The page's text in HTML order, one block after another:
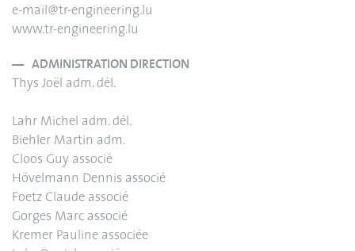
e-mail@tr-engineering.lu
www.tr-engineering.lu
ADMINISTRATION DIRECTION
Thys Joël adm. dél.
Lahr Michel adm. dél.
Biehler Martin adm.
Cloos Guy associé
Hövelmann Dennis associé
Foetz Claude associé
Gorges Marc associé
Kremer Pauline associée